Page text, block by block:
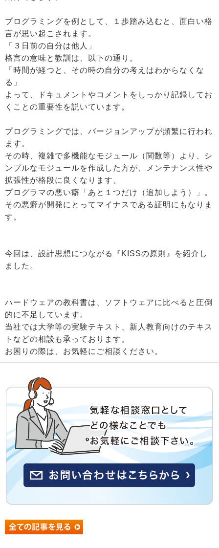
プログラミングを例として、１歩踏み込むと、面白い格
言が思い起こされます。
「３日前の自分は他人」
格言の意味と教訓は、以下の通り。
「時間が経つと、その時の自分の考えはわからなくな
る」
よって、ドキュメントやコメントをしっかり記録してお
くことの重要性を説いています。
プログラミングでは、バージョンアップが頻繁に行われ
ます。
その時、複雑で多機能なモジュール（関数等）より、シ
ンプルなモジュールを作成した方が、メンテナンス性や
拡張性が格段に良くなります。
プログラマの悪い癖「あと１つだけ（追加しよう）」。
その悪癖が開発にとってマイナスである証明にもなりま
す。
今回は、設計思想につながる『KISSの原則』を紹介し
ました。
ハードウェアの教科書は、ソフトウェアに比べると圧倒
的に不足しています。
当社では大学等の実験テキスト、新人教育向けのテキス
トなどの相談も承っております。
お困りの際は、お気軽にご相談ください。